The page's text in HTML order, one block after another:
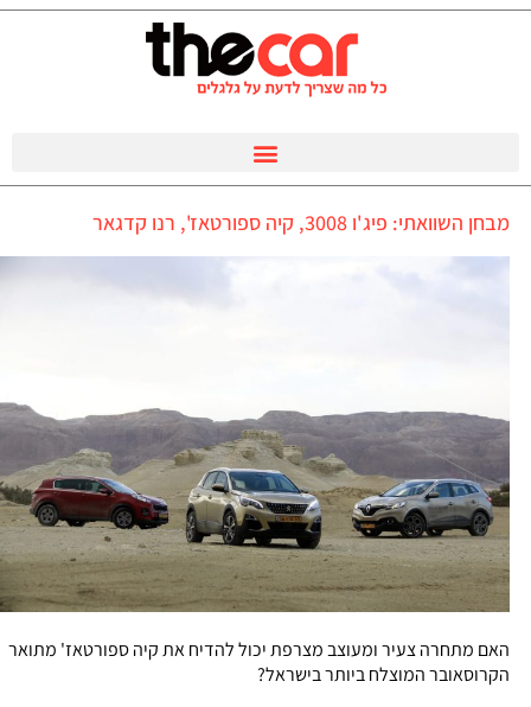
מבחן השוואתי: פיג'ו 3008, קיה ספורטאז', רנו קדגאר
האם מתחרה צעיר ומעוצב מצרפת יכול להדיח את קיה ספורטאז' מתואר
הקרוסאובר המוצלח ביותר בישראל?